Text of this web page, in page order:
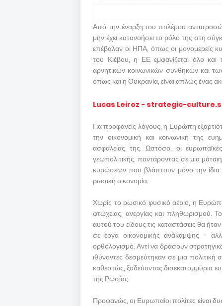
Από την έναρξη του πολέμου
μην έχει κατανοήσει το ρόλο της στη
επέβαλαν οι ΗΠΑ, όπως οι μονομερείς
του Κιέβου, η ΕΕ εμφανίζεται όλο
αρνητικών κοινωνικών συνθηκών και
όπως και η Ουκρανία, είναι απλώς ένας
Lucas Leiroz - strategic-
Για προφανείς λόγους, η Ευρώπη
την οικονομική και κοινωνική της
ασφαλείας της. Ωστόσο, οι
γεωπολιτικής, ποντάροντας σε μια
κυρώσεων που βλάπτουν μόνο την
ρωσική οικονομία.
Χωρίς το ρωσικό φυσικό αέριο, η
φτώχειας, ανεργίας και πληθωρισμού.
αυτού του είδους τις καταστάσεις θα
σε έργα οικονομικής ανάκαμψης -
ορθολογισμό. Αντί να δράσουν
ιθύνοντες δεσμεύτηκαν σε μια
καθεστώς, ξοδεύοντας δισεκατομμύρια
της Ρωσίας.
Προφανώς, οι Ευρωπαίοι πολίτες είναι